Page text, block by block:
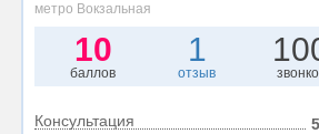
метро Вокзальная
10
баллов
1
отзыв
Консультация